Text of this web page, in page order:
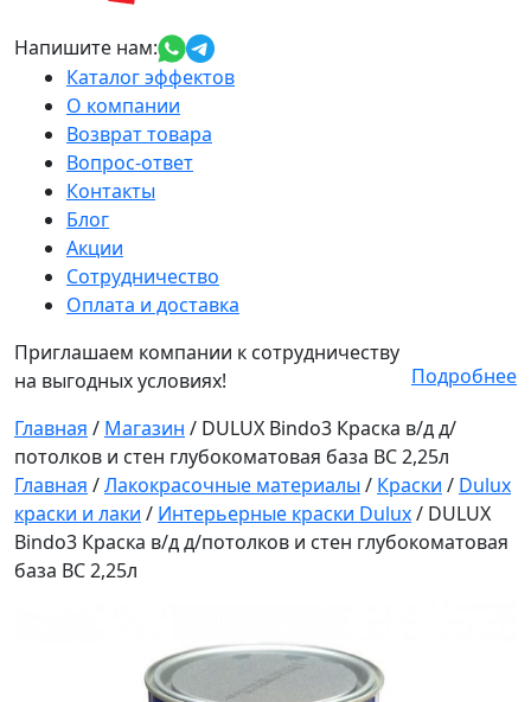
Напишите нам:
Каталог эффектов
О компании
Возврат товара
Вопрос-ответ
Контакты
Блог
Акции
Сотрудничество
Оплата и доставка
Приглашаем компании к сотрудничеству
на выгодных условиях!
Подробнее
Главная / Магазин / DULUX Bindo3 Краска в/д д/
потолков и стен глубокоматовая база BC 2,25л
Главная /Лакокрасочные материалы / Краски / Dulux
краски и лаки / Интерьерные краски Dulux/ DULUX
Bindo3 Краска в/д д/потолков и стен глубокоматовая
база BC 2,25л